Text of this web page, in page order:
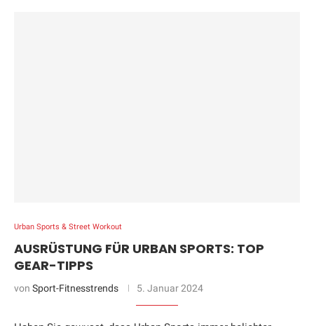
Urban Sports & Street Workout
AUSRÜSTUNG FÜR URBAN SPORTS: TOP
GEAR-TIPPS
von Sport-Fitnesstrends 5. Januar 2024